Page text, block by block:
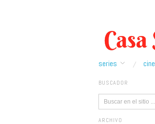
series cine
BUSCADOR
ARCHIVO